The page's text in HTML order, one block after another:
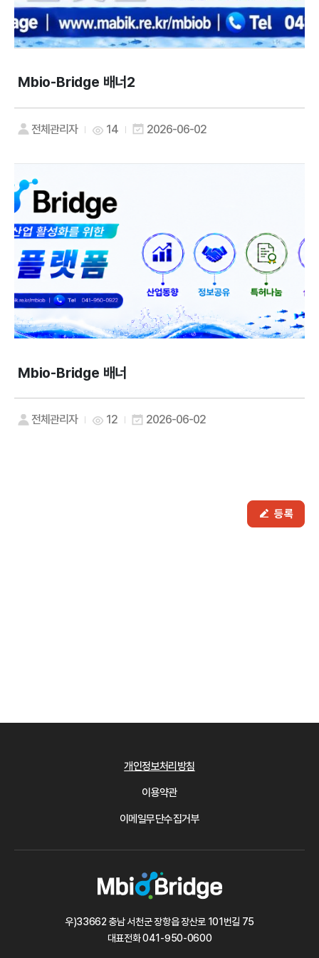
Mbio-Bridge 배너2
전체관리자 14 2026-06-02
Mbio-Bridge 배너
전체관리자 12 2026-06-02
등록
개인정보처리방침
이용약관
이메일무단수집거부
우)33662 충남 서천군 장항읍 장산로 101번길 75
대표전화041-950-0600